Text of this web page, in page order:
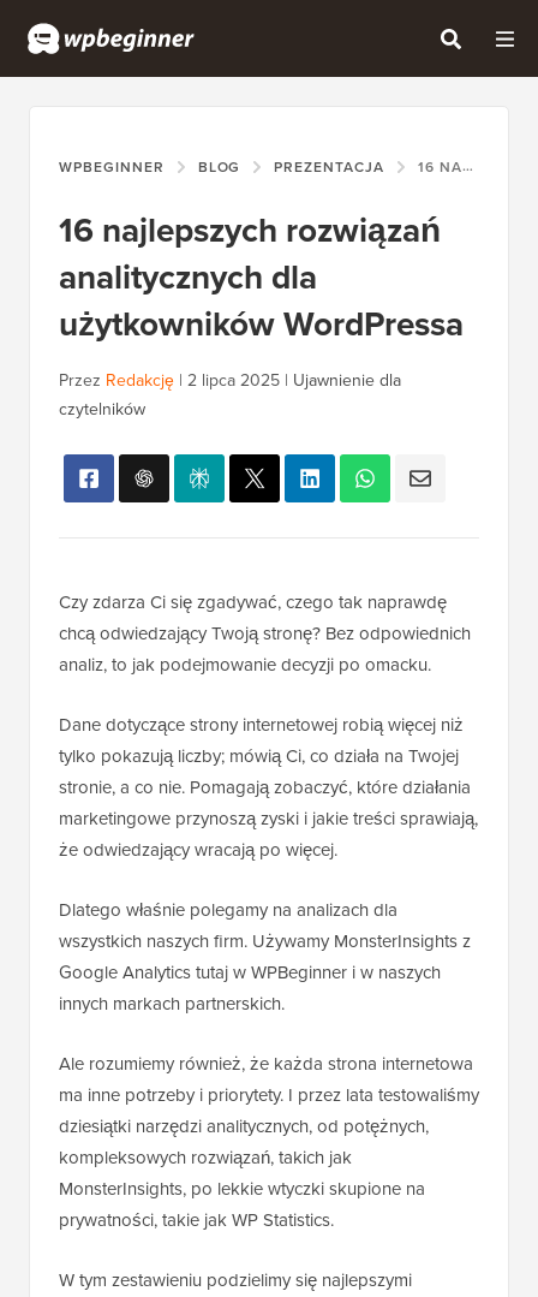
WPBEGINNER BLOG PREZENTACJA 16 NAJLEPSZYCH ROZWIĄZAŃ ANALITYCZNYCH DLA UŻYTKOWNIKÓW WORDPRESSA
16 najlepszych rozwiązań
analitycznych dla
użytkowników WordPressa
Przez Redakcję | 2 lipca 2025 | Ujawnienie dla
czytelników
Czy zdarza Ci się zgadywać, czego tak naprawdę
chcą odwiedzający Twoją stronę? Bez odpowiednich
analiz, to jak podejmowanie decyzji po omacku.
Dane dotyczące strony internetowej robią więcej niż
tylko pokazują liczby; mówią Ci, co działa na Twojej
stronie, a co nie. Pomagają zobaczyć, które działania
marketingowe przynoszą zyski i jakie treści sprawiają,
że odwiedzający wracają po więcej.
Dlatego właśnie polegamy na analizach dla
wszystkich naszych firm. Używamy MonsterInsights z
Google Analytics tutaj w WPBeginner i w naszych
innych markach partnerskich.
Ale rozumiemy również, że każda strona internetowa
ma inne potrzeby i priorytety. I przez lata testowaliśmy
dziesiątki narzędzi analitycznych, od potężnych,
kompleksowych rozwiązań, takich jak
MonsterInsights, po lekkie wtyczki skupione na
prywatności, takie jak WP Statistics.
W tym zestawieniu podzielimy się najlepszymi